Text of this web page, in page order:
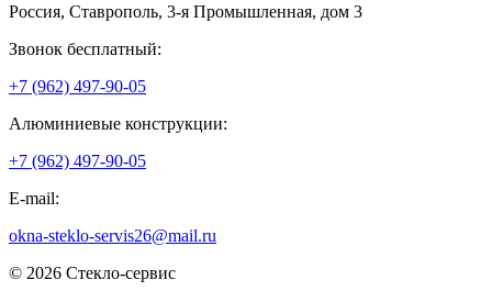
Россия, Ставрополь, 3-я Промышленная, дом 3
Звонок бесплатный:
+7 (962) 497-90-05
Алюминиевые конструкции:
+7 (962) 497-90-05
E-mail:
okna-steklo-servis26@mail.ru
© 2026 Стекло-сервис